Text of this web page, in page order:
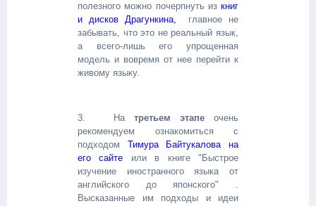
полезного можно почерпнуть из книг
и дисков Драгункина, главное не
забывать, что это не реальный язык,
а всего-лишь его упрощенная
модель и вовремя от нее перейти к
живому языку.
3. На третьем этапеочень
рекомендуем ознакомиться с
подходом Тимура Байтукалова на
его сайте или в книге "Быстрое
изучение иностранного языка от
английского до японского" .
Высказанные им подходы и идеи